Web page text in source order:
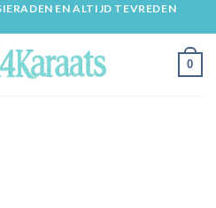
EN ALTIJD TEVREDEN
0